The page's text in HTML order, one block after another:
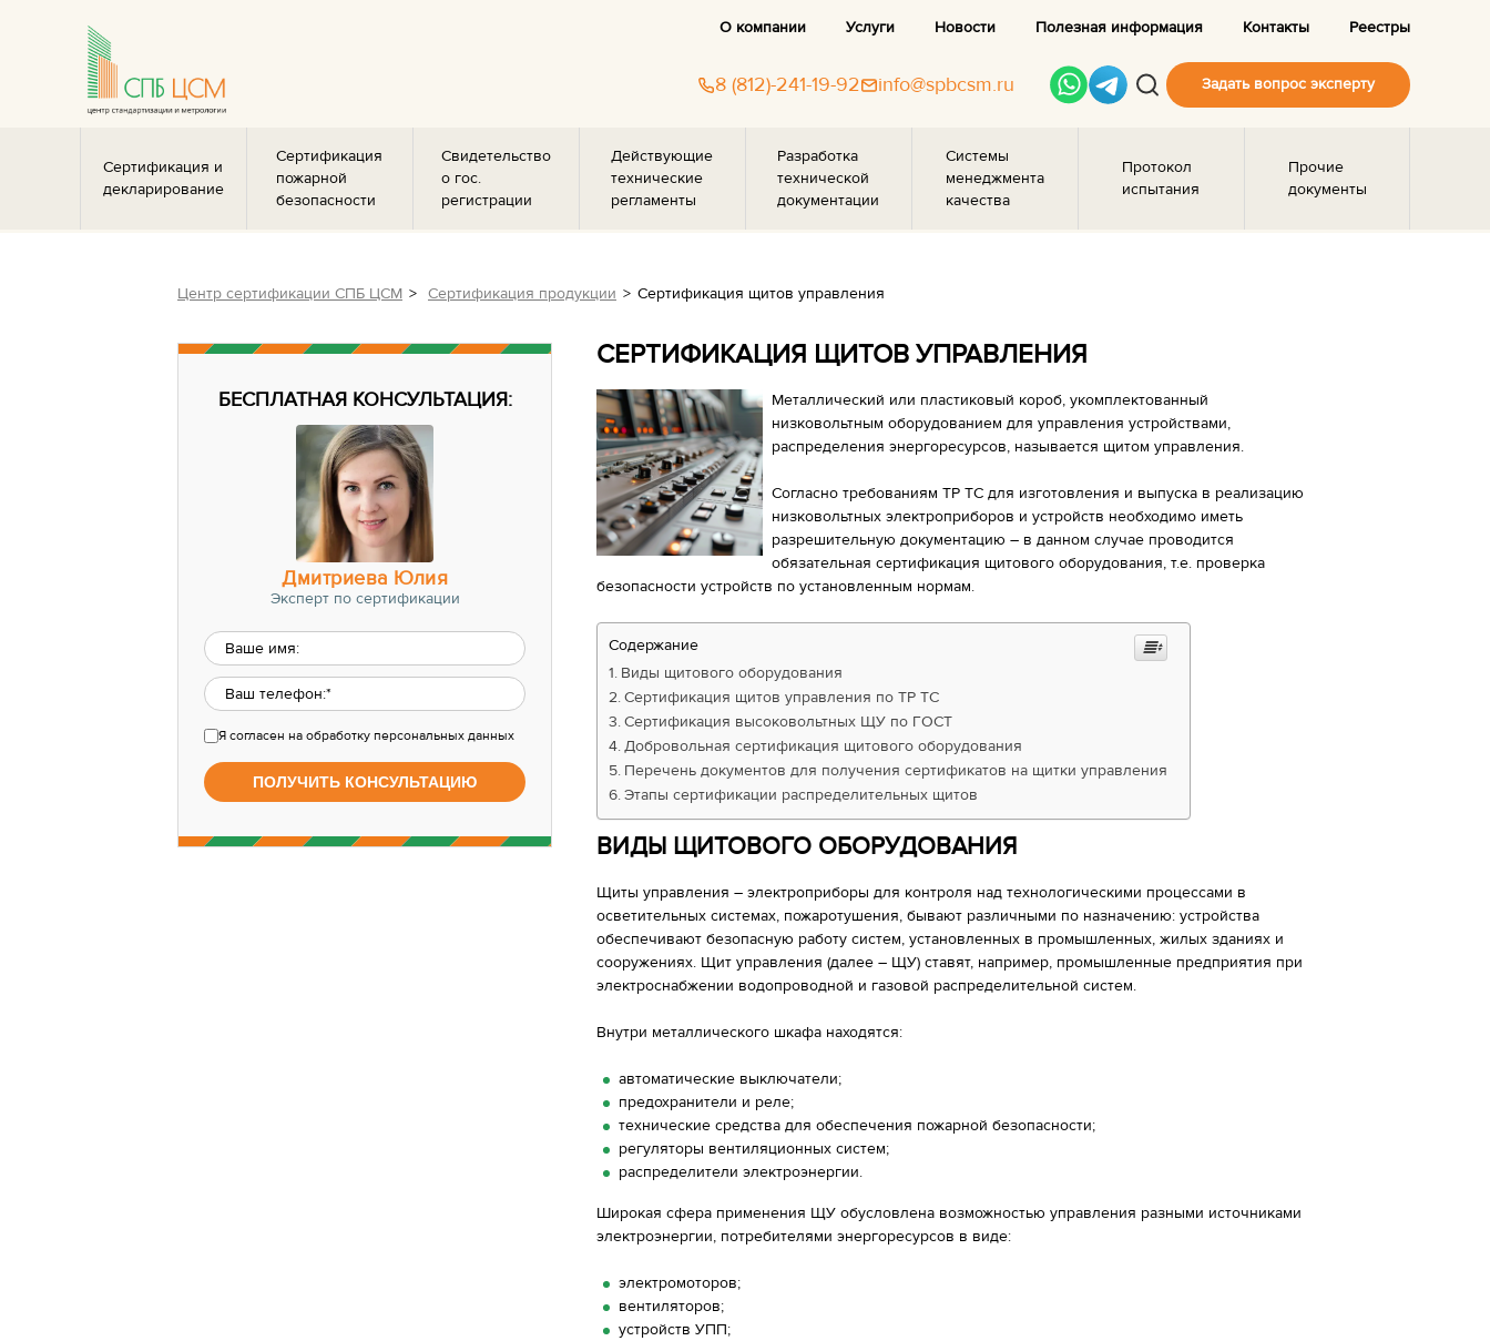
О компании Услуги Новости Полезная информация Контакты Реестры
8 (812)-241-19-92 info@spbcsm.ru Задать вопрос эксперту
Сертификация и
декларирование
Сертификация
пожарной
безопасности
Свидетельство
о гос.
регистрации
Действующие
технические
регламенты
Разработка
технической
документации
Системы
менеджмента
качества
Протокол
испытания
Прочие
документы
Центр сертификации СПБ ЦСМ Сертификация продукции Сертификация щитов управления
БЕСПЛАТНАЯ КОНСУЛЬТАЦИЯ:
Дмитриева Юлия
Эксперт по сертификации
Я согласенна обработку персональных данных
СЕРТИФИКАЦИЯ ЩИТОВ УПРАВЛЕНИЯ
Металлический или пластиковый короб, укомплектованный
низковольтным оборудованием для управления устройствами,
распределения энергоресурсов, называется щитом управления.
Согласно требованиям ТР ТС для изготовления и выпуска в реализацию
низковольтных электроприборов и устройств необходимо иметь
разрешительную документацию – в данном случае проводится
обязательная сертификация щитового оборудования, т.е. проверка
безопасности устройств по установленным нормам.
Содержание
Виды щитового оборудования
Сертификация щитов управления по ТР ТС
Сертификация высоковольтных ЩУ по ГОСТ
Добровольная сертификация щитового оборудования
Перечень документов для получения сертификатов на щитки управления
Этапы сертификации распределительных щитов
ВИДЫ ЩИТОВОГО ОБОРУДОВАНИЯ
Щиты управления – электроприборы для контроля над технологическими процессами в
осветительных системах, пожаротушения, бывают различными по назначению: устройства
обеспечивают безопасную работу систем, установленных в промышленных, жилых зданиях и
сооружениях. Щит управления (далее – ЩУ) ставят, например, промышленные предприятия при
электроснабжении водопроводной и газовой распределительной систем.
Внутри металлического шкафа находятся:
автоматические выключатели;
предохранители и реле;
технические средства для обеспечения пожарной безопасности;
регуляторы вентиляционных систем;
распределители электроэнергии.
Широкая сфера применения ЩУ обусловлена возможностью управления разными источниками
электроэнергии, потребителями энергоресурсов в виде:
электромоторов;
вентиляторов;
устройств УПП;